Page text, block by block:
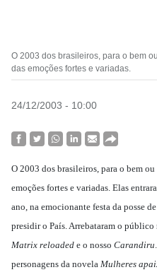
O 2003 dos brasileiros, para o bem
das emoções fortes e variadas.
24/12/2003 - 10:00
O 2003 dos brasileiros, para o bem
emoções fortes e variadas. Elas
ano, na emocionante festa da posse
presidir o País. Arrebataram o
Matrix reloaded e o nosso Carandiru
personagens da novela Mulheres